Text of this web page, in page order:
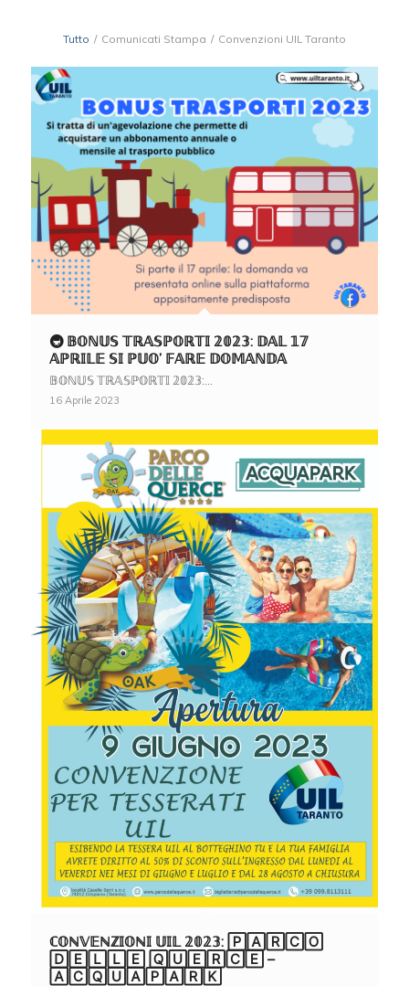
Tutto / Comunicati Stampa / Convenzioni UIL Taranto
🚇 𝔹𝕆ℕ𝕌𝕊 𝕋ℝ𝔸𝕊ℙ𝕆ℝ𝕋𝕀 𝟚𝟘𝟚𝟛: 𝔻𝔸𝕃 𝟙𝟟
𝔸ℙℝ𝕀𝕃𝔼 𝕊𝕀 ℙ𝕌𝕆’ 𝔽𝔸ℝ𝔼 𝔻𝕆𝕄𝔸ℕ𝔻𝔸
𝔹𝕆ℕ𝕌𝕊 𝕋ℝ𝔸𝕊ℙ𝕆ℝ𝕋𝕀 𝟚𝟘𝟚𝟛:…
16 Aprile 2023
ℂ𝕆ℕ𝕍𝔼ℕℤ𝕀𝕆ℕ𝕀 𝕌𝕀𝕃 𝟚𝟘𝟚𝟛: 🄿🄰🅁🄲🄾
🄳🄴🄻🄻🄴 🅀🅄🄴🅁🄲🄴 –
🄰🄲🅀🅄🄰🄿🄰🅁🄺